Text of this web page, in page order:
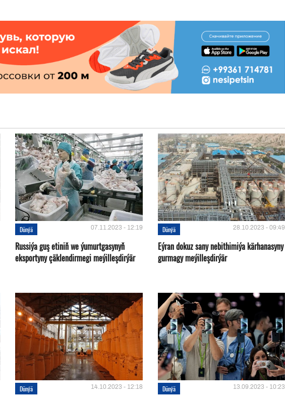
Dünýä 07.11.2023 - 12:19
Russiýa guş etiniň we ýumurtgasynyň
eksportyny çäklendirmegi meýilleşdirýär
Dünýä 28.10.2023 - 09:49
Eýran dokuz sany nebithimiýa kärhanasyny
gurmagy meýilleşdirýär
Dünýä 14.10.2023 - 12:18 Dünýä 13.09.2023 - 10:23